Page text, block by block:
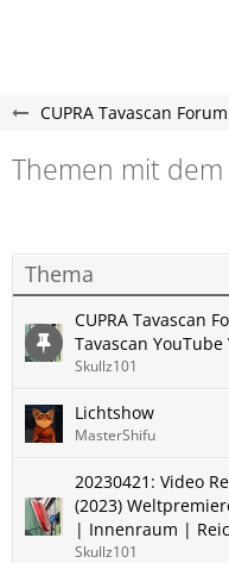
CUPRA Tavascan
Themen mit dem
Thema
CUPRA Tavascan
Tavascan
Skullz101
Lichtshow
MasterShifu
20230421: Video
(2023)
| Innenraum |
Skullz101